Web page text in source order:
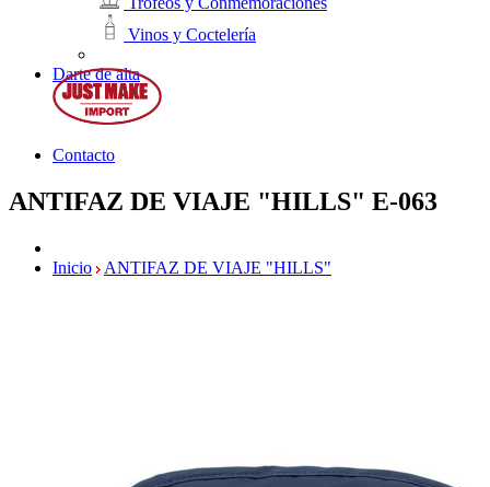
Vinos y Coctelería
Darte de alta
Contacto
ANTIFAZ DE VIAJE "HILLS" E-063
Inicio ANTIFAZ DE VIAJE "HILLS"